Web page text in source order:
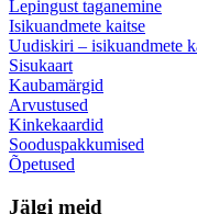
Lepingust taganemine
Isikuandmete kaitse
Uudiskiri – isikuandmete
Sisukaart
Kaubamärgid
Arvustused
Kinkekaardid
Sooduspakkumised
Õpetused
Jälgi meid